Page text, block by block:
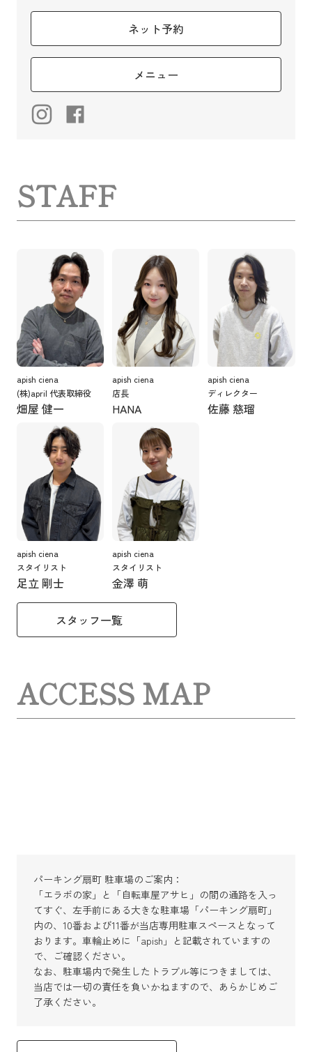
ネット予約
メニュー
STAFF
apish ciena
(株)april 代表取締役
畑屋 健一
apish ciena
店長
HANA
apish ciena
ディレクター
佐藤 慈瑠
apish ciena
スタイリスト
足立 剛士
apish ciena
スタイリスト
金澤 萌
スタッフ一覧
ACCESS MAP
パーキング扇町 駐車場のご案内：
「エラボの家」と「自転車屋アサヒ」の間の通路を入っ
てすぐ、左手前にある大きな駐車場「パーキング扇町」
内の、10番および11番が当店専用駐車スペースとなって
おります。車輪止めに「apish」と記載されていますの
で、ご確認ください。
なお、駐車場内で発生したトラブル等につきましては、
当店では一切の責任を負いかねますので、あらかじめご
了承ください。